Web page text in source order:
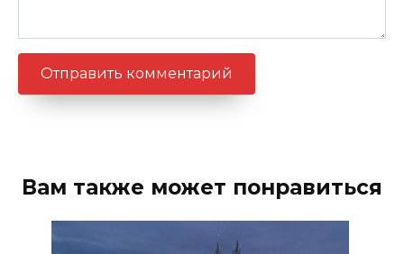
Вам также может понравиться